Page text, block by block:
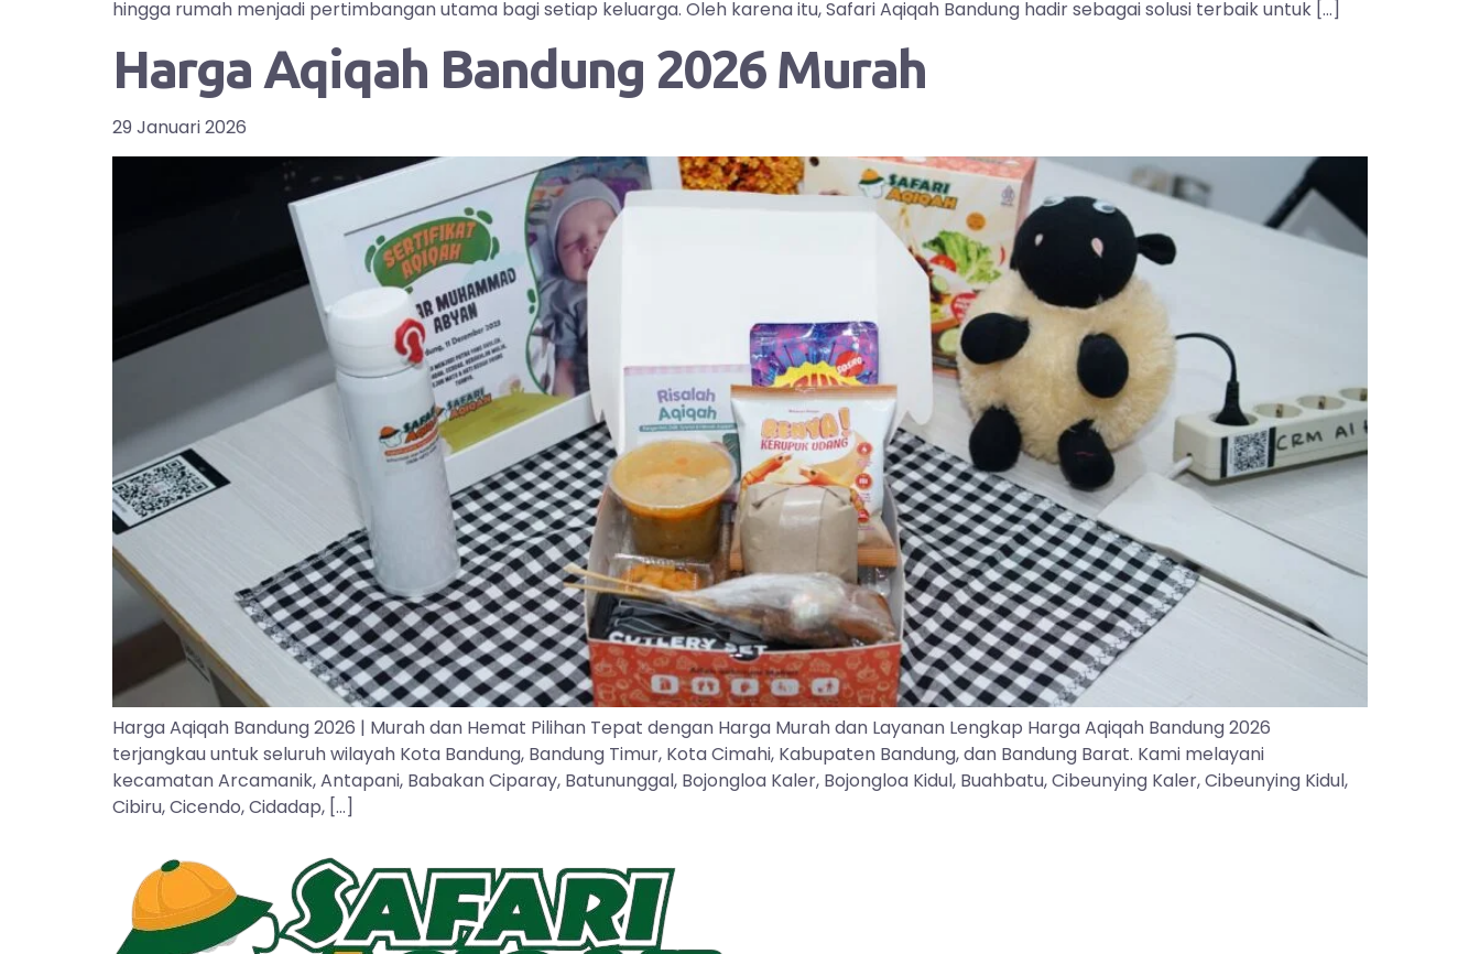
hingga rumah menjadi pertimbangan utama bagi setiap keluarga. Oleh karena itu, Safari Aqiqah Bandung hadir sebagai solusi terbaik untuk […]
Harga Aqiqah Bandung 2026 Murah
29 Januari 2026
Harga Aqiqah Bandung 2026 | Murah dan Hemat Pilihan Tepat dengan Harga Murah dan Layanan Lengkap Harga Aqiqah Bandung 2026
terjangkau untuk seluruh wilayah Kota Bandung, Bandung Timur, Kota Cimahi, Kabupaten Bandung, dan Bandung Barat. Kami melayani
kecamatan Arcamanik, Antapani, Babakan Ciparay, Batununggal, Bojongloa Kaler, Bojongloa Kidul, Buahbatu, Cibeunying Kaler, Cibeunying Kidul,
Cibiru, Cicendo, Cidadap, […]